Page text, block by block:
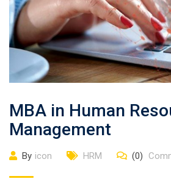
MBA in Human
Management
By icon HRM (0)